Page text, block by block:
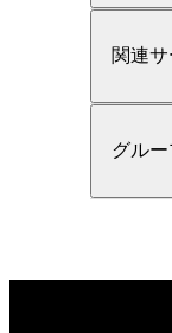
関連
グル